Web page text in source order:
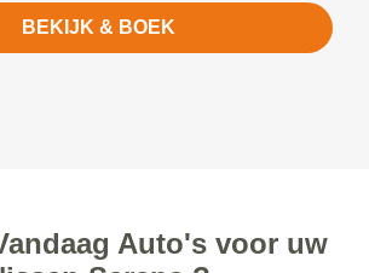
BEKIJK & BOEK
Auto's voor uw